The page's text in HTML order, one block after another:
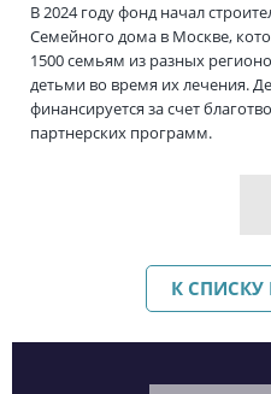
В 2024 году фонд начал
Семейного дома в Москве,
1500 семьям из разных
детьми во время их лечения.
финансируется за счет
партнерских программ.
К СПИСКУ